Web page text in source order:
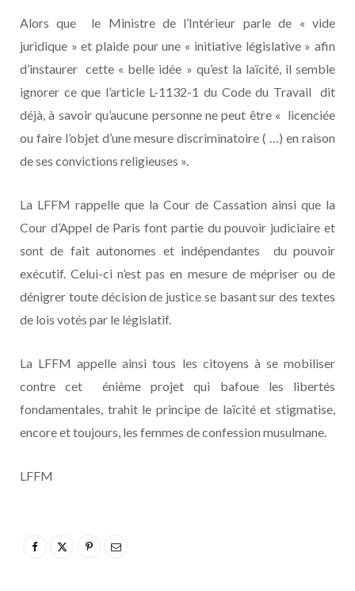
Alors que le Ministre de l’Intérieur parle de « vide
juridique » et plaide pour une « initiative législative » afin
d’instaurer cette « belle idée » qu’est la laïcité, il semble
ignorer ce que l’article L-1132-1 du Code du Travail dit
déjà, à savoir qu’aucune personne ne peut être « licenciée
ou faire l’objet d’une mesure discriminatoire ( …) en raison
de ses convictions religieuses ».
La LFFM rappelle que la Cour de Cassation ainsi que la
Cour d’Appel de Paris font partie du pouvoir judiciaire et
sont de fait autonomes et indépendantes du pouvoir
exécutif. Celui-ci n’est pas en mesure de mépriser ou de
dénigrer toute décision de justice se basant sur des textes
de lois votés par le législatif.
La LFFM appelle ainsi tous les citoyens à se mobiliser
contre cet énième projet qui bafoue les libertés
fondamentales, trahit le principe de laïcité et stigmatise,
encore et toujours, les femmes de confession musulmane.
LFFM